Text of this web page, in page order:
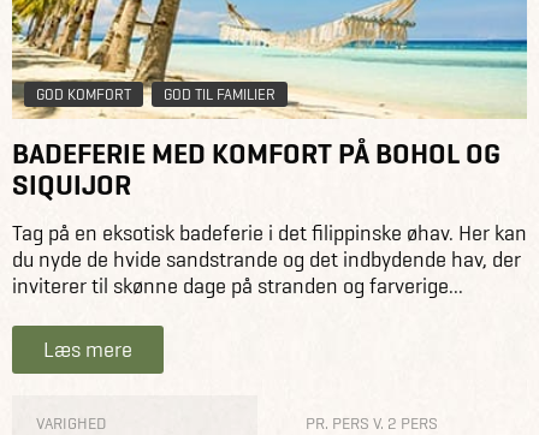
GOD KOMFORT GOD TIL FAMILIER
BADEFERIE MED KOMFORT PÅ BOHOL OG
SIQUIJOR
Tag på en eksotisk badeferie i det filippinske øhav. Her kan
du nyde de hvide sandstrande og det indbydende hav, der
inviterer til skønne dage på stranden og farverige...
Læs mere
VARIGHED PR. PERS V. 2 PERS